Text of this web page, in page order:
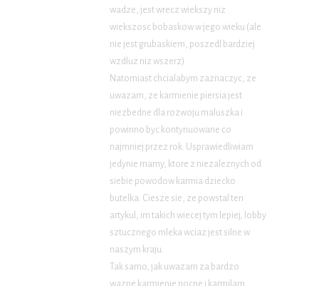
wadze, jest wrecz wiekszy niz
wiekszosc bobaskow w jego wieku (ale
nie jest grubaskiem, poszedl bardziej
wzdluz niz wszerz).
Natomiast chcialabym zaznaczyc, ze
uwazam, ze karmienie piersia jest
niezbedne dla rozwoju maluszka i
powinno byc kontynuowane co
najmniej przez rok. Usprawiedliwiam
jedynie mamy, ktore z niezaleznych od
siebie powodow karmia dziecko
butelka. Ciesze sie, ze powstal ten
artykul, im takich wiecej tym lepiej, lobby
sztucznego mleka wciaz jest silne w
naszym kraju.
Tak samo, jak uwazam za bardzo
wazne karmienie nocne i karmilam